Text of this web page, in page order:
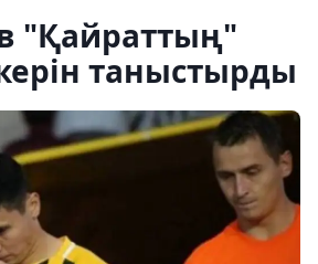
"Қайраттың"
таныстырды